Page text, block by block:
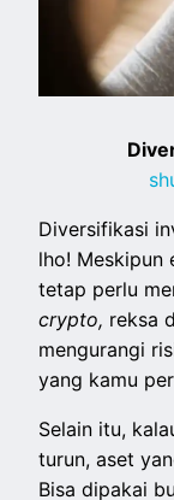
Diversifikasi
lho! Meskipun
tetap perlu
crypto, reksa
mengurangi
yang kamu
Selain itu,
turun, aset
Bisa dipakai